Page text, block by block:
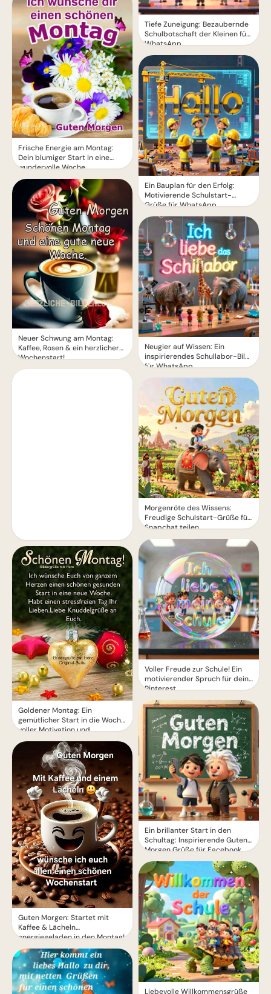
Frische Energie am Montag:
Dein blumiger Start in eine
wundervolle Woche
Neuer Schwung am Montag:
Kaffee, Rosen & ein herzlicher
Wochenstart!
Goldener Montag: Ein
gemütlicher Start in die Woche
voller Motivation und
Herzenswärme
Guten Morgen: Startet mit
Kaffee & Lächeln
energiegeladen in den Montag!
Tiefe Zuneigung: Bezaubernde
Schulbotschaft der Kleinen für
WhatsApp
Ein Bauplan für den Erfolg:
Motivierende Schulstart-
Grüße für WhatsApp
Neugier auf Wissen: Ein
inspirierendes Schullabor-Bild
für WhatsApp
Morgenröte des Wissens:
Freudige Schulstart-Grüße für
Snapchat teilen
Voller Freude zur Schule! Ein
motivierender Spruch für dein
Pinterest
Ein brillanter Start in den
Schultag: Inspirierende Guten
Morgen Grüße für Facebook
Liebevolle Willkommensgrüße